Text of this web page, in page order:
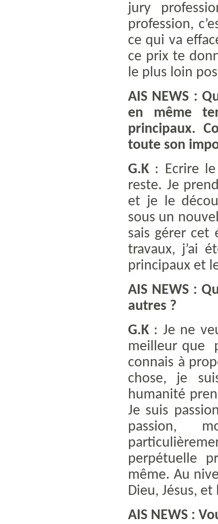
jury
profession,
ce qui va
ce prix te
le plus loin
AIS NEWS :
en même
principaux.
toute son
G.K : Ecrire
reste. Je
et je le
sous un
sais gérer cet
travaux, j’ai
principaux et
AIS NEWS :
autres ?
G.K : Je ne
meilleur que
connais à
chose, je
humanité
Je suis
passion,
perpétuelle
même. Au
Dieu, Jésus,
AIS NEWS :